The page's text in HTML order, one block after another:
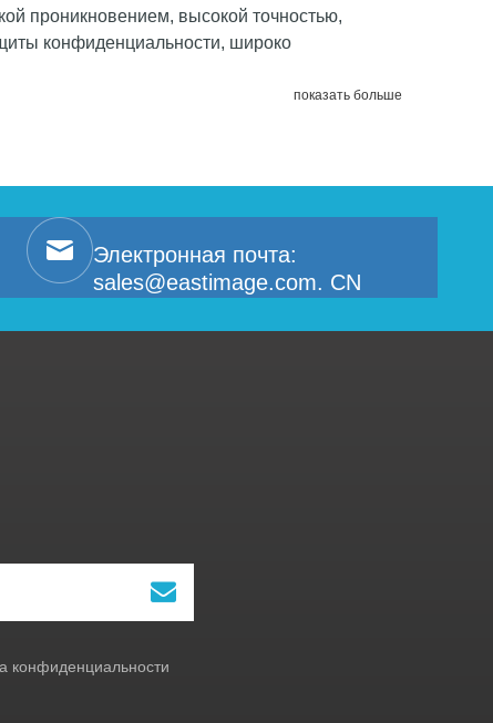
проникновением, высокой точностью,
конфиденциальности, широко
показать больше
Электронная почта:
sales@eastimage.com. CN
конфиденциальности